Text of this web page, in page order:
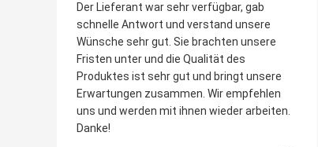
Der Lieferant war sehr verfügbar, gab
schnelle Antwort und verstand unsere
Wünsche sehr gut. Sie brachten unsere
Fristen unter und die Qualität des
Produktes ist sehr gut und bringt unsere
Erwartungen zusammen. Wir empfehlen
uns und werden mit ihnen wieder arbeiten.
Danke!